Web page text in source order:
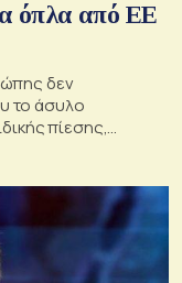
όπλα από ΕΕ
δεν
το άσυλο
πίεσης,